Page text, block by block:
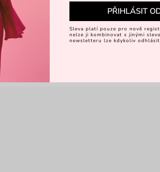
PŘIHLÁSIT
Sleva platí pouze pro nově
nelze ji kombinovat s jinými
newsletteru lze kdykoliv